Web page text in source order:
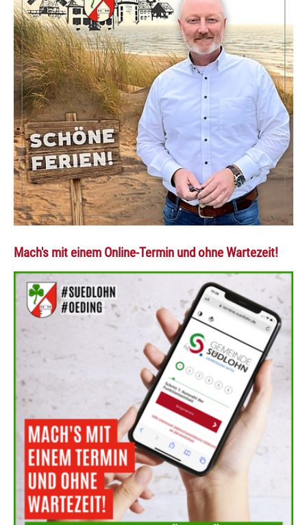
Mach's mit einem Online-Termin und ohne Wartezeit!